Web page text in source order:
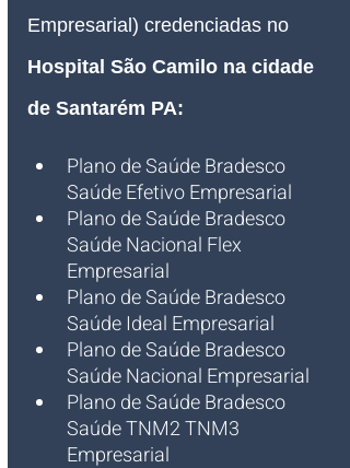
Empresarial) credenciadas no
Hospital São Camilo na cidade
de Santarém PA:
Plano de Saúde Bradesco
Saúde Efetivo Empresarial
Plano de Saúde Bradesco
Saúde Nacional Flex
Empresarial
Plano de Saúde Bradesco
Saúde Ideal Empresarial
Plano de Saúde Bradesco
Saúde Nacional Empresarial
Plano de Saúde Bradesco
Saúde TNM2 TNM3
Empresarial